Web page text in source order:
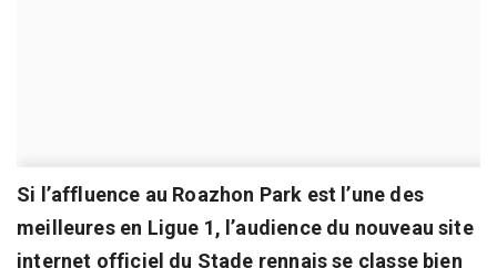
Si l’affluence au Roazhon Park est l’une des
meilleures en Ligue 1, l’audience du nouveau site
internet officiel du Stade rennais se classe bien